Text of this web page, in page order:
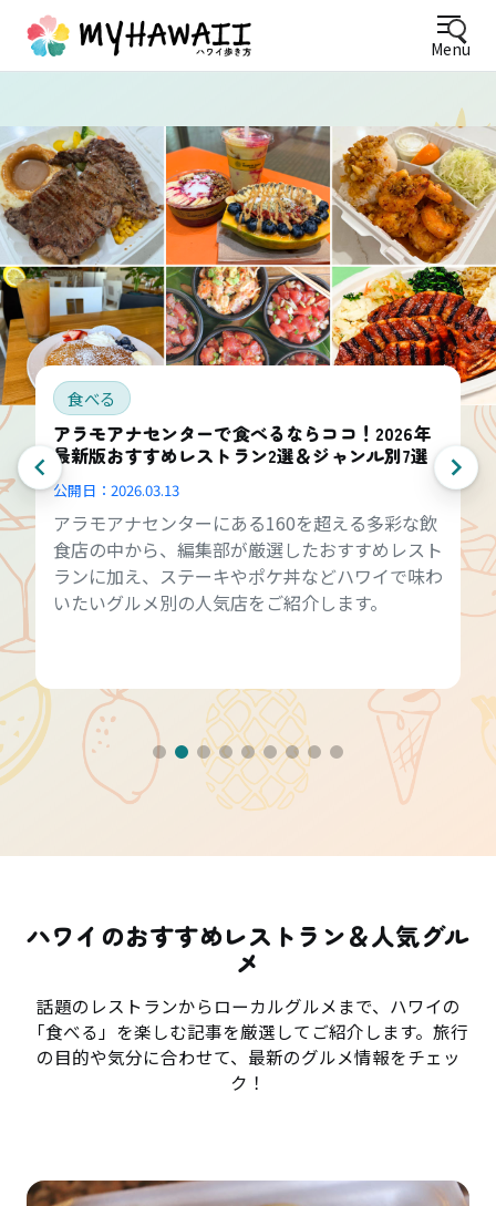
Menu
食べる
アラモアナセンターで食べるならココ！2026年
最新版おすすめレストラン2選＆ジャンル別7選
公開日： 2026.03.13
アラモアナセンターにある160を超える多彩な飲
食店の中から、編集部が厳選したおすすめレスト
ランに加え、ステーキやポケ丼などハワイで味わ
いたいグルメ別の人気店をご紹介します。
ハワイのおすすめレストラン＆人気グル
メ
話題のレストランからローカルグルメまで、ハワイの
「食べる」を楽しむ記事を厳選してご紹介します。旅行
の目的や気分に合わせて、最新のグルメ情報をチェッ
ク！